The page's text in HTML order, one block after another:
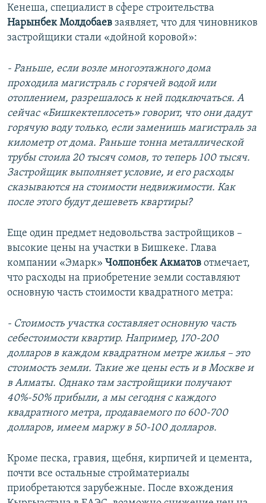
Кенеша, специалист в сфере строительства
Нарынбек Молдобаев заявляет, что для чиновников
застройщики стали «дойной коровой»:
- Раньше, если возле многоэтажного дома
проходила магистраль с горячей водой или
отоплением, разрешалось к ней подключаться. А
сейчас «Бишкектеплосеть» говорит, что они дадут
горячую воду только, если заменишь магистраль за
километр от дома. Раньше тонна металлической
трубы стоила 20 тысяч сомов, то теперь 100 тысяч.
Застройщик выполняет условие, и его расходы
сказываются на стоимости недвижимости. Как
после этого будут дешеветь квартиры?
Еще один предмет недовольства застройщиков –
высокие цены на участки в Бишкеке. Глава
компании «Эмарк» Чолпонбек Акматов отмечает,
что расходы на приобретение земли составляют
основную часть стоимости квадратного метра:
- Стоимость участка составляет основную часть
себестоимости квартир. Например, 170-200
долларов в каждом квадратном метре жилья – это
стоимость земли. Такие же цены есть и в Москве и
в Алматы. Однако там застройщики получают
40%-50% прибыли, а мы сегодня с каждого
квадратного метра, продаваемого по 600-700
долларов, имеем маржу в 50-100 долларов.
Кроме песка, гравия, щебня, кирпичей и цемента,
почти все остальные стройматериалы
приобретаются зарубежные. После вхождения